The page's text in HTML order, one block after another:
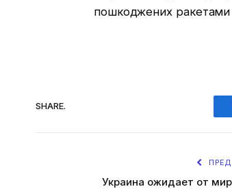
пошкоджених
SHARE.
Украина ожидает от